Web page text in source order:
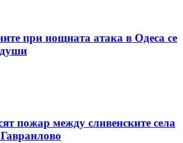
при нощната атака в Одеса се
пожар между сливенските села